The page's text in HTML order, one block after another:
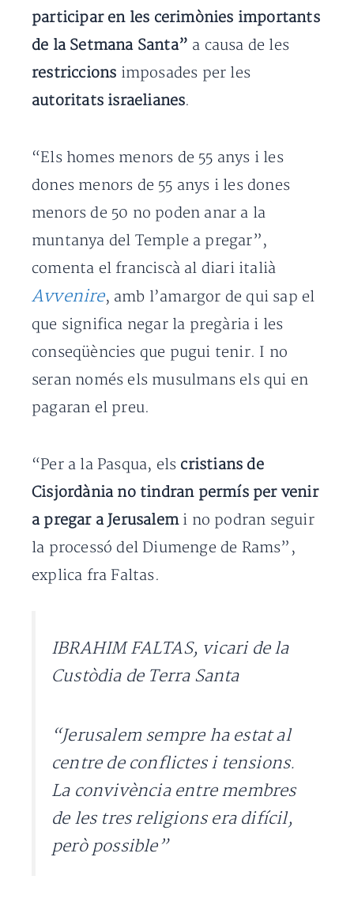
participar en les cerimònies importants
de la Setmana Santa” a causa de les
restriccions imposades per les
autoritats israelianes.
“Els homes menors de 55 anys i les
dones menors de 55 anys i les dones
menors de 50 no poden anar a la
muntanya del Temple a pregar”,
comenta el franciscà al diari italià
Avvenire, amb l’amargor de qui sap el
que significa negar la pregària i les
conseqüències que pugui tenir. I no
seran només els musulmans els qui en
pagaran el preu.
“Per a la Pasqua, els cristians de
Cisjordània no tindran permís per venir
a pregar a Jerusalemi no podran seguir
la processó del Diumenge de Rams”,
explica fra Faltas.
IBRAHIM FALTAS, vicari de la
Custòdia de Terra Santa
“Jerusalem sempre ha estat al
centre de conflictes i tensions.
La convivència entre membres
de les tres religions era difícil,
però possible”